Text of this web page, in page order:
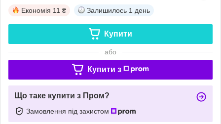
Економія 11 ₴ Залишилось 1 день
Купити
або
Купити з
Що таке купити з Пром?
Замовлення під захистом